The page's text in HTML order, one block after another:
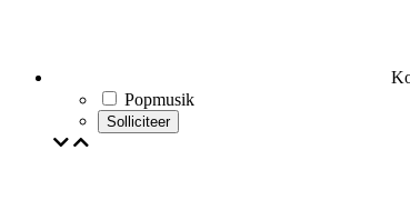
Popmusik
Solliciteer